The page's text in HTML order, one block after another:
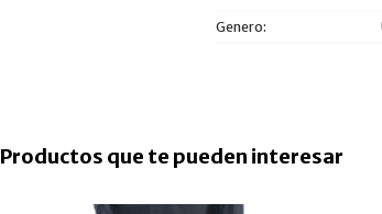
Genero
Productos que te pueden interesar